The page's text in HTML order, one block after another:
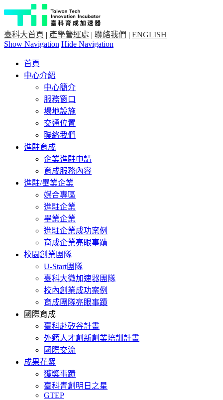
臺科大首頁 | 產學營運處 | 聯絡我們 | ENGLISH
Show Navigation Hide Navigation
首頁
中心介紹
中心簡介
服務窗口
場地設施
交通位置
聯絡我們
進駐育成
企業進駐申請
育成服務內容
進駐/畢業企業
媒合專區
進駐企業
畢業企業
進駐企業成功案例
育成企業亮眼事蹟
校園創業團隊
U-Start團隊
臺科大微加速器團隊
校內創業成功案例
育成團隊亮眼事蹟
國際育成
臺科赴矽谷計畫
外籍人才創新創業培訓計畫
國際交流
成果花絮
獲獎事蹟
臺科青創明日之星
GTEP